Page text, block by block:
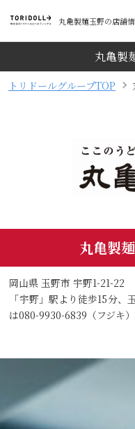
丸亀製麺玉野の店舗
丸亀製
トリドールグループTOP
丸亀製
岡山県 玉野市 宇野1-21-22
「宇野」駅より徒歩15分
は080-9930-6839（フジキ